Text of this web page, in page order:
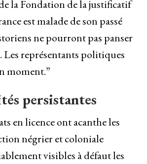
la Fondation de la justificatif
est malade de son passé
ne pourront pas panser
Les représentants politiques
moment.”
persistantes
en licence ont acanthe les
négrier et coloniale
visibles à défaut les